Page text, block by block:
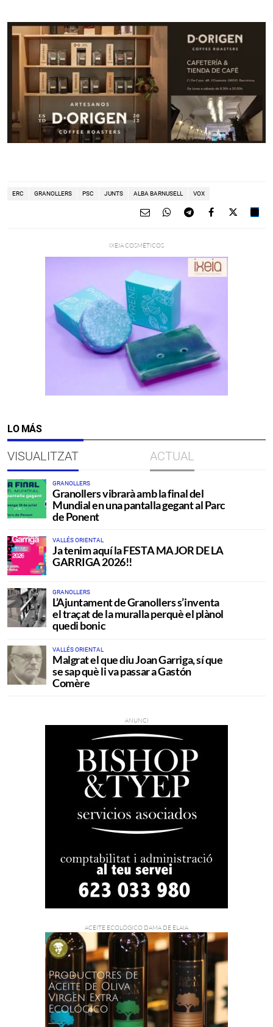
ERC GRANOLLERS PSC JUNTS ALBA BARNUSELL VOX
LO MÁS
VISUALITZAT ACTUAL
GRANOLLERS
Granollers vibrarà amb la final del
Mundial en una pantalla gegant al Parc
de Ponent
VALLÉS ORIENTAL
Ja tenim aquí la FESTA MAJOR DE LA
GARRIGA 2026!!
GRANOLLERS
L’Ajuntament de Granollers s’inventa
el traçat de la muralla perquè el plànol
quedi bonic
VALLÉS ORIENTAL
Malgrat el que diu Joan Garriga, sí que
se sap què li va passar a Gastón
Comère